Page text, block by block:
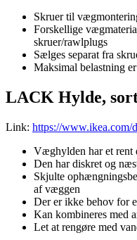
Skruer til
Forskellige
skruer/rawlplugs
Sælges separat fra
Maksimal belastning
LACK Hylde,
Link: https://www.ikea.com/
Væghylden har et rent
Den har diskret og
Skjulte
af væggen
Der er ikke behov for
Kan kombineres med
Let at rengøre med